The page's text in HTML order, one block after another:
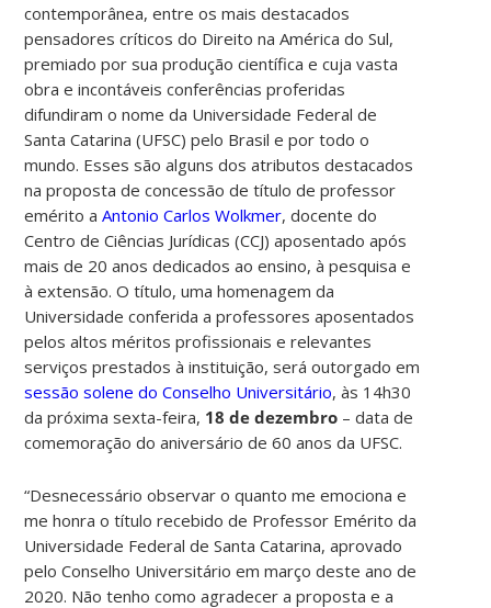
contemporânea, entre os mais destacados
pensadores críticos do Direito na América do Sul,
premiado por sua produção científica e cuja vasta
obra e incontáveis conferências proferidas
difundiram o nome da Universidade Federal de
Santa Catarina (UFSC) pelo Brasil e por todo o
mundo. Esses são alguns dos atributos destacados
na proposta de concessão de título de professor
emérito aAntonio Carlos Wolkmer, docente do
Centro de Ciências Jurídicas (CCJ) aposentado após
mais de 20 anos dedicados ao ensino, à pesquisa e
à extensão. O título, uma homenagem da
Universidade conferida a professores aposentados
pelos altos méritos profissionais e relevantes
serviços prestados à instituição, será outorgado em
sessão solene do Conselho Universitário, às 14h30
da próxima sexta-feira, 18 de dezembro – data de
comemoração do aniversário de 60 anos da UFSC.
“Desnecessário observar o quanto me emociona e
me honra o título recebido de Professor Emérito da
Universidade Federal de Santa Catarina, aprovado
pelo Conselho Universitário em março deste ano de
2020. Não tenho como agradecer a proposta e a